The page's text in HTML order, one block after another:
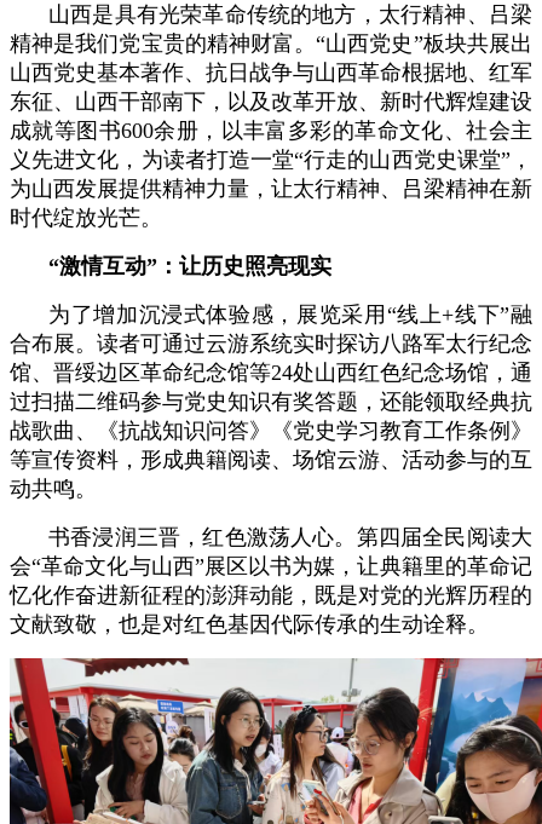
山西是具有光荣革命传统的地方，太行精神、吕梁
精神是我们党宝贵的精神财富。“山西党史”板块共展出
山西党史基本著作、抗日战争与山西革命根据地、红军
东征、山西干部南下，以及改革开放、新时代辉煌建设
成就等图书600余册，以丰富多彩的革命文化、社会主
义先进文化，为读者打造一堂“行走的山西党史课堂”，
为山西发展提供精神力量，让太行精神、吕梁精神在新
时代绽放光芒。
“激情互动”：让历史照亮现实
为了增加沉浸式体验感，展览采用“线上+线下”融
合布展。读者可通过云游系统实时探访八路军太行纪念
馆、晋绥边区革命纪念馆等24处山西红色纪念场馆，通
过扫描二维码参与党史知识有奖答题，还能领取经典抗
战歌曲、《抗战知识问答》《党史学习教育工作条例》
等宣传资料，形成典籍阅读、场馆云游、活动参与的互
动共鸣。
书香浸润三晋，红色激荡人心。第四届全民阅读大
会“革命文化与山西”展区以书为媒，让典籍里的革命记
忆化作奋进新征程的澎湃动能，既是对党的光辉历程的
文献致敬，也是对红色基因代际传承的生动诠释。